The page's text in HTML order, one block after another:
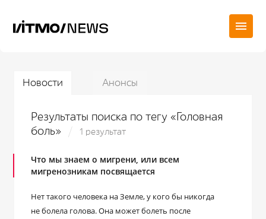
Новости Анонсы
Результаты поиска по тегу «Головная
боль»
1 результат
Что мы знаем о мигрени, или всем
мигренозникам посвящается
Нет такого человека на Земле, у кого бы никогда
не болела голова. Она может болеть после